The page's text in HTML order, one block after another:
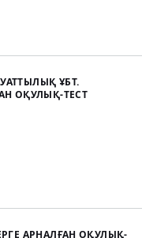
ҰБТ.
ОҚУЛЫҚ-ТЕСТ
АРНАЛҒАН ОҚУЛЫҚ-